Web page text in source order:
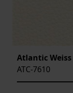
Atlantic Weiss
ATC-7610